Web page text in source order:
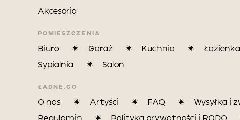
Akcesoria
POMIESZCZENIA
Biuro Garaż Kuchnia Łazienka
Sypialnia
Salon
ŁADNE.CO
O nas Artyści FAQ
Wysyłka i
Regulamin
Polityka prywatności i RODO